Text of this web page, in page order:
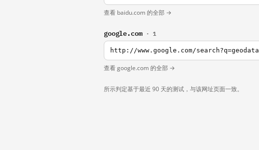
查看 baidu.com 的全部 →
google.com · 1
http://www.google.com/search?q=geodata
查看 google.com 的全部 →
所示判定基于最近 90 天的测试，与该网址页面一致。